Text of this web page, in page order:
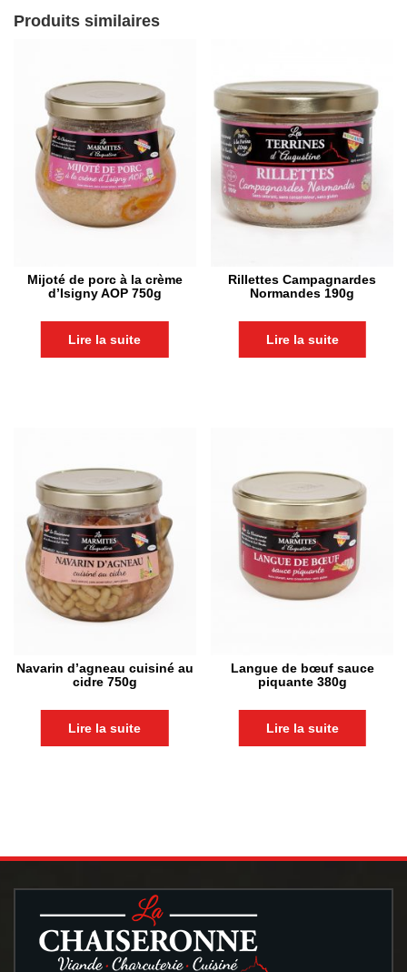
Produits similaires
Mijoté de porc à la crème
d’Isigny AOP 750g
Lire la suite
Rillettes Campagnardes
Normandes 190g
Lire la suite
Navarin d’agneau cuisiné au
cidre 750g
Lire la suite
Langue de bœuf sauce
piquante 380g
Lire la suite